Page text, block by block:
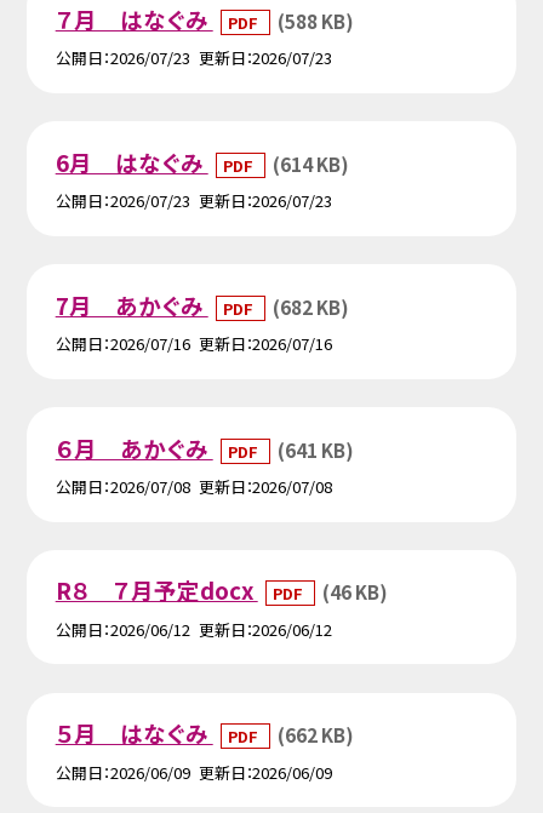
７月 はなぐみ PDF (588 KB)
公開日 2026/07/23 更新日 2026/07/23
6月 はなぐみ PDF (614 KB)
公開日 2026/07/23 更新日 2026/07/23
7月 あかぐみ PDF (682 KB)
公開日 2026/07/16 更新日 2026/07/16
６月 あかぐみ PDF (641 KB)
公開日 2026/07/08 更新日 2026/07/08
R８ ７月予定docx PDF (46 KB)
公開日 2026/06/12 更新日 2026/06/12
５月 はなぐみ PDF (662 KB)
公開日 2026/06/09 更新日 2026/06/09